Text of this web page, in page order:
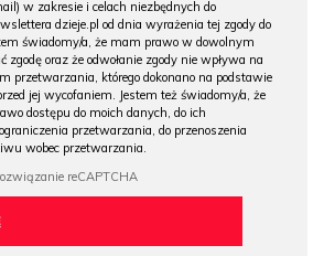
w zakresie i celach niezbędnych do
dzieje.pl od dnia wyrażenia tej zgody do
świadomy/a, że mam prawo w dowolnym
zgodę oraz że odwołanie zgody nie wpływa na
przetwarzania, którego dokonano na podstawie
jej wycofaniem. Jestem też świadomy/a, że
dostępu do moich danych, do ich
przetwarzania, do przenoszenia
wobec przetwarzania.